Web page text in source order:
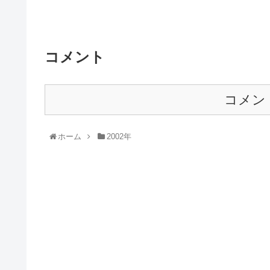
コメント
コメン
ホーム 2002年